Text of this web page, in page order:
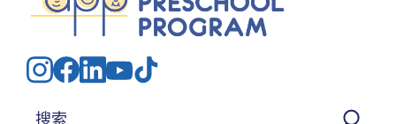
搜索：